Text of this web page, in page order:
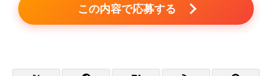
この内容で応募する